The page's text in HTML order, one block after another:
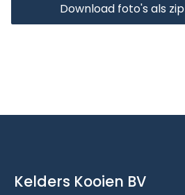
Download foto's als zip
Kelders Kooien BV